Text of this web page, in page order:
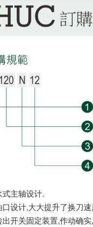
主轴设计.
设计,大大提升了换刀速
开关固定装置,作动确